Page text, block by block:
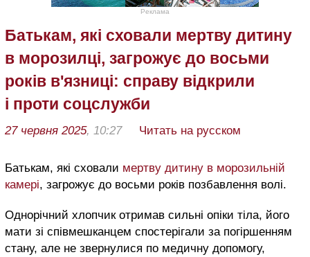
Реклама
Батькам, які сховали мертву дитину
в морозилці, загрожує до восьми
років в'язниці: справу відкрили
і проти соцслужби
27 червня 2025, 10:27 Читать на русском
Батькам, які сховали мертву дитину в морозильній
камері, загрожує до восьми років позбавлення волі.
Однорічний хлопчик отримав сильні опіки тіла, його
мати зі співмешканцем спостерігали за погіршенням
стану, але не звернулися по медичну допомогу,